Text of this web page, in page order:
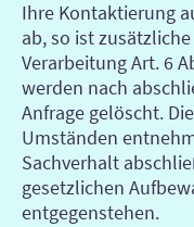
Ihre Kontaktierung
ab, so ist
Verarbeitung Art. 6
werden nach
Anfrage gelöscht.
Umständen
Sachverhalt
gesetzlichen
entgegenstehen.